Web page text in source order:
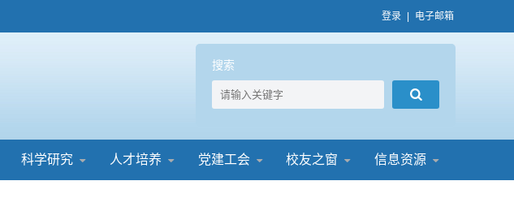
登录 电子邮箱
搜索
科学研究 人才培养 党建工会 校友之窗 信息资源